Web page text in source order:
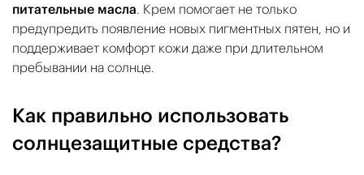
питательные масла. Крем помогает не только
предупредить появление новых пигментных пятен, но и
поддерживает комфорт кожи даже при длительном
пребывании на солнце.
Как правильно использовать
солнцезащитные средства?